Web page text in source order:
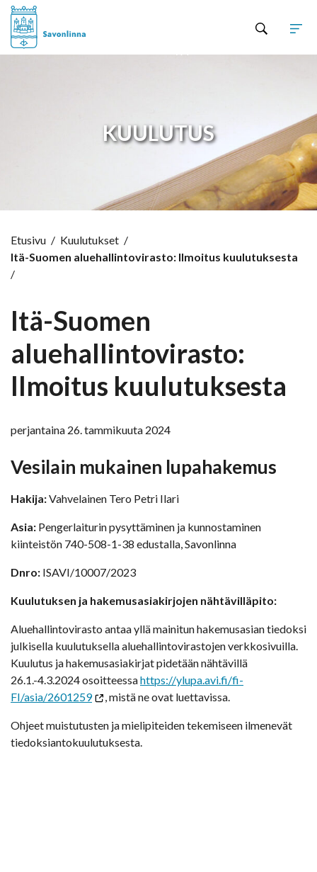
KUULUTUS
Etusivu / Kuulutukset /
Itä-Suomen aluehallintovirasto: Ilmoitus kuulutuksesta
/
Itä-Suomen
aluehallintovirasto:
Ilmoitus kuulutuksesta
perjantaina 26. tammikuuta 2024
Vesilain mukainen lupahakemus
Hakija:Vahvelainen Tero Petri Ilari
Asia: Pengerlaiturin pysyttäminen ja kunnostaminen
kiinteistön 740-508-1-38 edustalla, Savonlinna
Dnro: ISAVI/10007/2023
Kuulutuksen ja hakemusasiakirjojen nähtävilläpito:
Aluehallintovirasto antaa yllä mainitun hakemusasian tiedoksi
julkisella kuulutuksella aluehallintovirastojen verkkosivuilla.
Kuulutus ja hakemusasiakirjat pidetään nähtävillä
26.1.-4.3.2024 osoitteessahttps://ylupa.avi.fi/fi-
FI/asia/2601259
, mistä ne ovat luettavissa.
Ohjeet muistutusten ja mielipiteiden tekemiseen ilmenevät
tiedoksiantokuulutuksesta.